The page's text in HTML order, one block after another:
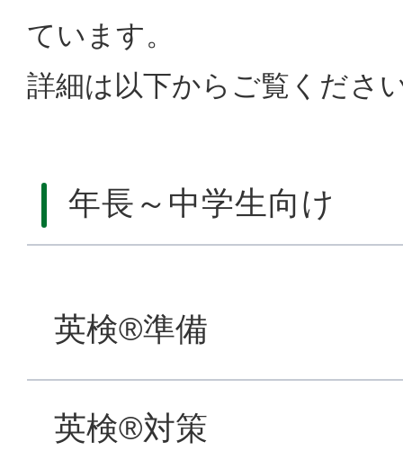
ています。
詳細は以下からご覧くださ
年長～中学生向け
英検®準備
英検®対策